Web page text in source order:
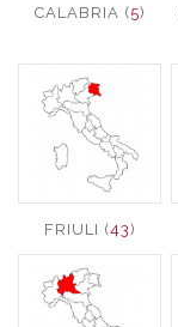
CALABRIA (5)
FRIULI (43)